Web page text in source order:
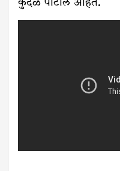
कुदळे पाटील आहेत.